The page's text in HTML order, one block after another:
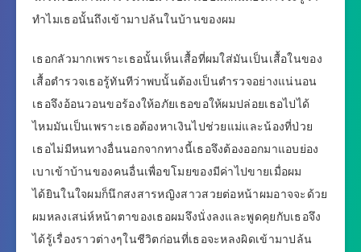
ทำไมเธอนั้นถึงเข้ามาปล้นในบ้านของผม
เธอกลัวมากเพราะเธอนั้นเห็นเสื้อที่ผมใส่มันเป็นเสื้อในของ
เสื้อตำรวจเธอรู้ทันทีว่าพบนั้นต้องเป็นตำรวจอย่างแน่นอน
เธอจึงอ้อนวอนขอร้องให้อภัยเธอขอให้ผมปล่อยเธอไปได้
ไหมมันเป็นเพราะเธอต้องหาเงินไปช่วยแม่และน้องที่ป่วย
เธอไม่มีหนทางอื่นนอกจากทางนี้เธอจึงต้องออกมาแอบย่อง
เบาเข้าบ้านของคนอื่นเพื่อขโมยของมีค่าไปขายเมื่อผม
ได้ยินในใจผมก็นึกสงสารหญิงสาวสวยต่อหน้าผมอาจจะด้วย
ผมหลงเสน่ห์หน้าตาของเธอผมจึงนั่งลงและพูดคุยกับเธอจึง
ได้รู้เรื่องราวต่างๆในชีวิตก่อนที่เธอจะหลงผิดเข้ามาปล้น